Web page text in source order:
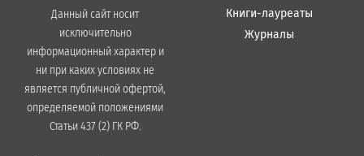
Данный сайт носит
исключительно
информационный характер и
ни при каких условиях не
является публичной офертой,
определяемой положениями
Статьи 437 (2) ГК РФ.
Книги-лауреаты
Журналы